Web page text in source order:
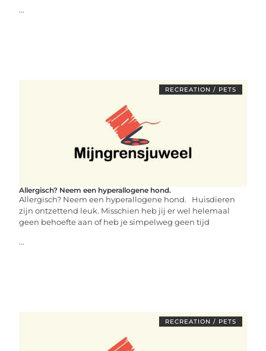
...
RECREATION / PETS
Allergisch? Neem een hyperallogene hond.
Allergisch? Neem een hyperallogene hond. Huisdieren
zijn ontzettend leuk. Misschien heb jij er wel helemaal
geen behoefte aan of heb je simpelweg geen tijd
...
RECREATION / PETS